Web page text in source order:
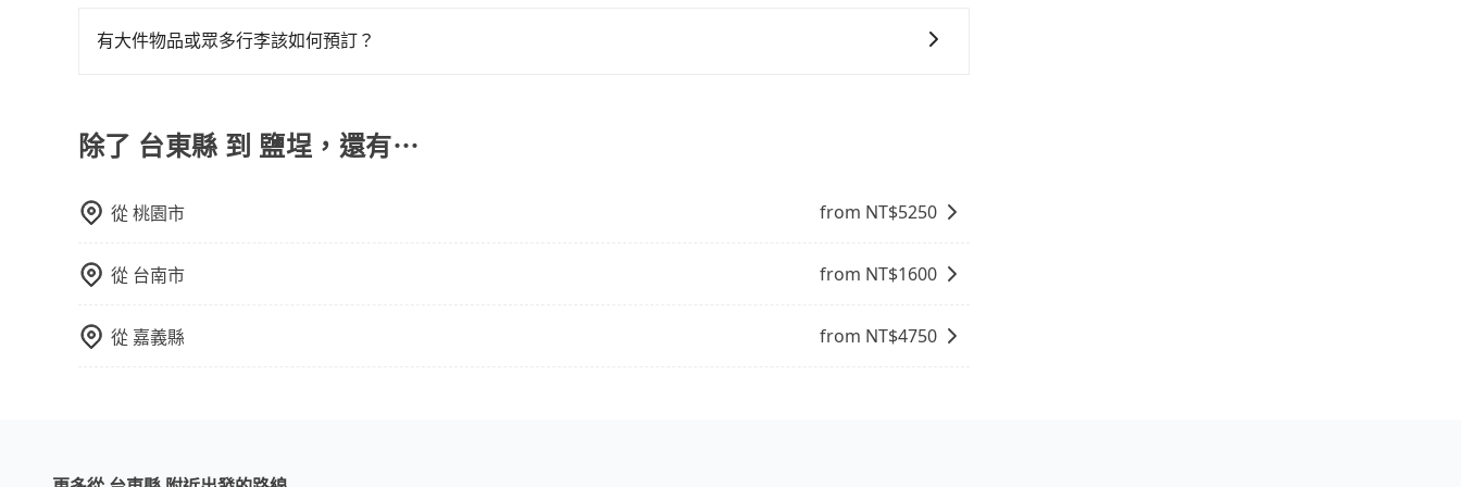
通常以每小時為單位，客戶可以根據自己的需要預定一定時間的包車服務。這種服務適用於需要在城市內多個地
有大件物品或眾多行李該如何預訂？
司機視線、不會破壞車體、不影響行車安全，會讓乘客盡量塞、盡量放。在預定前，建議先丈量好尺寸，並事先
透過官網的線上客服洽詢，確認沒問題再下訂。
除了 台東縣 到 鹽埕，還有⋯
從桃園市 from NT$5250
從 台南市 from NT$1600
從 嘉義縣 from NT$4750